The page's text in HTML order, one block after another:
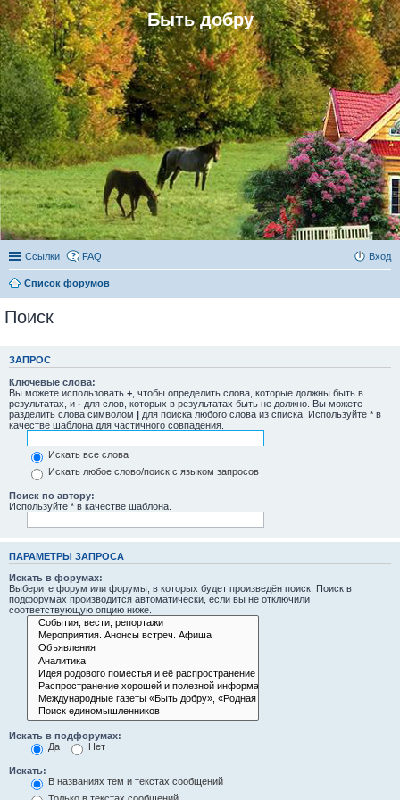
Быть добру
Ссылки FAQ Вход
Список форумов
Поиск
ЗАПРОС
Ключевые слова:
Вы можете использовать + , чтобы определить слова, которые должны быть в
результатах, и - для слов, которых в результатах быть не должно. Вы можете
разделить слова символом | для поиска любого слова из списка. Используйте * в
качестве шаблона для частичного совпадения.
Искать все слова
Искать любое слово/поиск с языком запросов
Поиск по автору:
Используйте * в качестве шаблона.
ПАРАМЕТРЫ ЗАПРОСА
Искать в форумах:
Выберите форум или форумы, в которых будет произведён поиск. Поиск в
подфорумах производится автоматически, если вы не отключили
соответствующую опцию ниже.
Искать в подфорумах:
Да
Нет
Искать:
В названиях тем и текстах сообщений